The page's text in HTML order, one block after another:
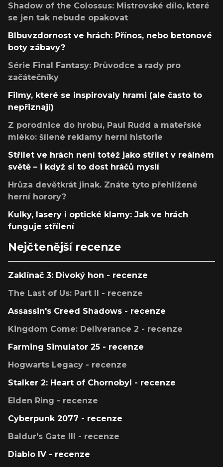
Shadow of the Colossus: Mistrovské dílo, které
se jen tak nebude opakovat
Blbuvzdornost ve hrách: Přínos, nebo betonové
boty zábavy?
Série Final Fantasy: Průvodce a rady pro
začátečníky
Filmy, které se inspirovaly hrami (ale často to
nepřiznají)
Z porodnice do hrobu, Paul Rudd a mateřské
mléko: šílené reklamy herní historie
Střílet ve hrách není totéž jako střílet v reálném
světě – i když si to dost hráčů myslí
Hrůza devětkrát jinak. Znáte tyto přehlížené
herní horory?
Kulky, lasery i optické klamy: Jak ve hrách
funguje střílení
Nejčtenější recenze
Zaklínač 3: Divoký hon - recenze
The Last of Us: Part II - recenze
Assassin's Creed Shadows - recenze
Kingdom Come: Deliverance 2 - recenze
Farming Simulator 25 - recenze
Hogwarts Legacy - recenze
Stalker 2: Heart of Chornobyl - recenze
Elden Ring - recenze
Cyberpunk 2077 - recenze
Baldur's Gate III - recenze
Diablo IV - recenze